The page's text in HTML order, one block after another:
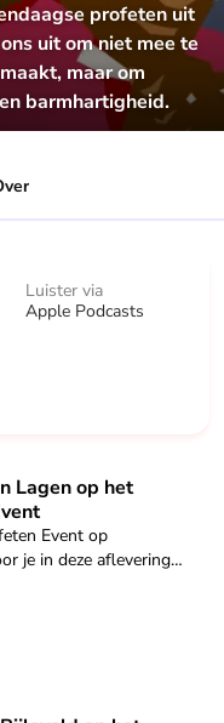
profeten uit
uit om niet mee te
maar om
barmhartigheid.
Luister via
Apple Podcasts
Lagen op het
Event op
je in deze aflevering
als zoeker
eigen zeggen een
Ze heeft het over
op het Moderne